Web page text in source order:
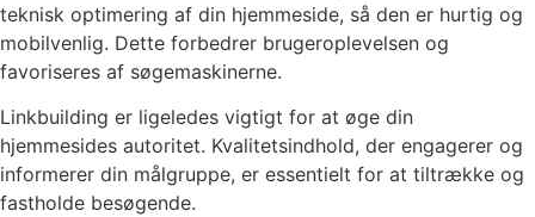
teknisk optimering af din hjemmeside, så den er hurtig og
mobilvenlig. Dette forbedrer brugeroplevelsen og
favoriseres af søgemaskinerne.
Linkbuilding er ligeledes vigtigt for at øge din
hjemmesides autoritet. Kvalitetsindhold, der engagerer og
informerer din målgruppe, er essentielt for at tiltrække og
fastholde besøgende.